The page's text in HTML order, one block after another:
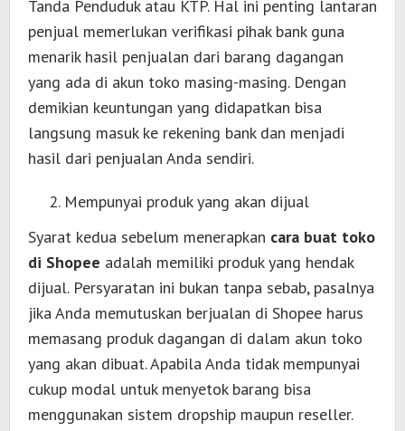
Tanda Penduduk atau KTP. Hal ini penting lantaran
penjual memerlukan verifikasi pihak bank guna
menarik hasil penjualan dari barang dagangan
yang ada di akun toko masing-masing. Dengan
demikian keuntungan yang didapatkan bisa
langsung masuk ke rekening bank dan menjadi
hasil dari penjualan Anda sendiri.
Mempunyai produk yang akan dijual
Syarat kedua sebelum menerapkan cara buat toko
di Shopee adalah memiliki produk yang hendak
dijual. Persyaratan ini bukan tanpa sebab, pasalnya
jika Anda memutuskan berjualan di Shopee harus
memasang produk dagangan di dalam akun toko
yang akan dibuat. Apabila Anda tidak mempunyai
cukup modal untuk menyetok barang bisa
menggunakan sistem dropship maupun reseller.